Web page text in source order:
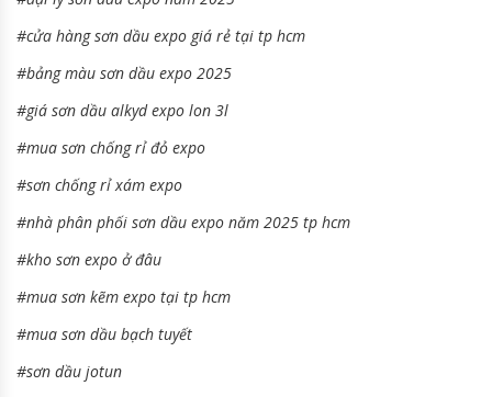
#cửa hàng sơn dầu expo giá rẻ tại tp hcm
#bảng màu sơn dầu expo 2025
#giá sơn dầu alkyd expo lon 3l
#mua sơn chống rỉ đỏ expo
#sơn chống rỉ xám expo
#nhà phân phối sơn dầu expo năm 2025 tp hcm
#kho sơn expo ở đâu
#mua sơn kẽm expo tại tp hcm
#mua sơn dầu bạch tuyết
#sơn dầu jotun